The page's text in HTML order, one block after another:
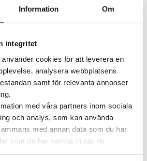
Information Om
integritet
använder cookies för att leverera en
analysera webbplatsens
samt för relevanta annonser
med våra partners inom sociala
och analys, som kan använda
med annan data som du har
som de har samlat in när du
aktuella kampanjer
tar emot